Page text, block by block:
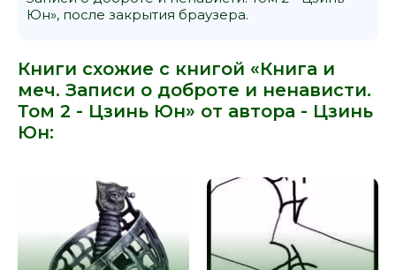
Юн», после закрытия браузера.
Книги схожие с книгой «Книга и
меч. Записи о доброте и ненависти.
Том 2 - Цзинь Юн» от автора - Цзинь
Юн: